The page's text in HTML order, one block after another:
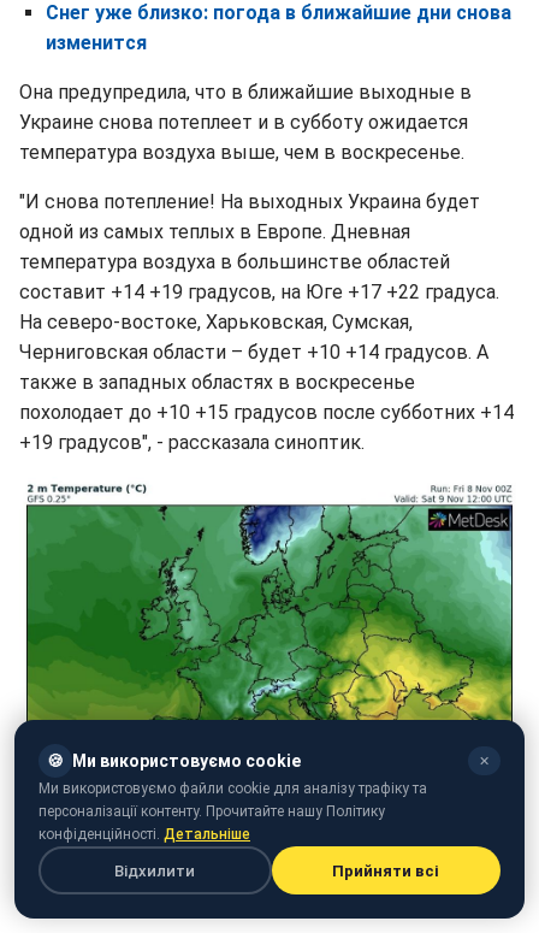
Снег уже близко: погода в ближайшие дни снова
изменится
Она предупредила, что в ближайшие выходные в
Украине снова потеплеет и в субботу ожидается
температура воздуха выше, чем в воскресенье.
"И снова потепление! На выходных Украина будет
одной из самых теплых в Европе. Дневная
температура воздуха в большинстве областей
составит +14 +19 градусов, на Юге +17 +22 градуса.
На северо-востоке, Харьковская, Сумская,
Черниговская области – будет +10 +14 градусов. А
также в западных областях в воскресенье
похолодает до +10 +15 градусов после субботних +14
+19 градусов", - рассказала синоптик.
Карта погоды
🍪 Ми використовуємо cookie ✕
Ми використовуємо файли cookie для аналізу трафіку та
персоналізації контенту. Прочитайте нашу Політику
конфіденційності. Детальніше
Відхилити Прийняти всі